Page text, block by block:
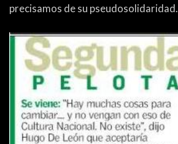
precisamos de su pseudosolidaridad.